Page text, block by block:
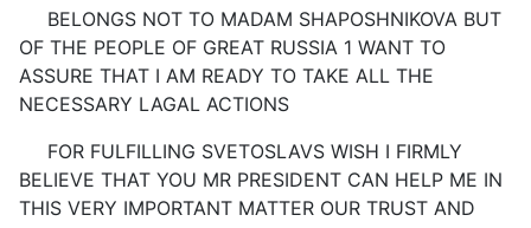
BELONGS NOT TO MADAM SHAPOSHNIKOVA BUT
OF THE PEOPLE OF GREAT RUSSIA 1 WANT TO
ASSURE THAT I AM READY TO TAKE ALL THE
NECESSARY LAGAL ACTIONS
FOR FULFILLING SVETOSLAVS WISH I FIRMLY
BELIEVE THAT YOU MR PRESIDENT CAN HELP ME IN
THIS VERY IMPORTANT MATTER OUR TRUST AND